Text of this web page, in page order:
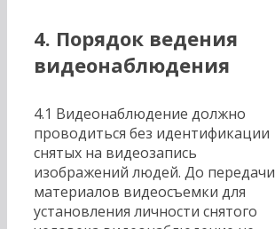
4. Порядок ведения
видеонаблюдения
4.1 Видеонаблюдение должно
проводиться без идентификации
снятых на видеозапись
изображений людей. До передачи
материалов видеосъемки для
установления личности снятого